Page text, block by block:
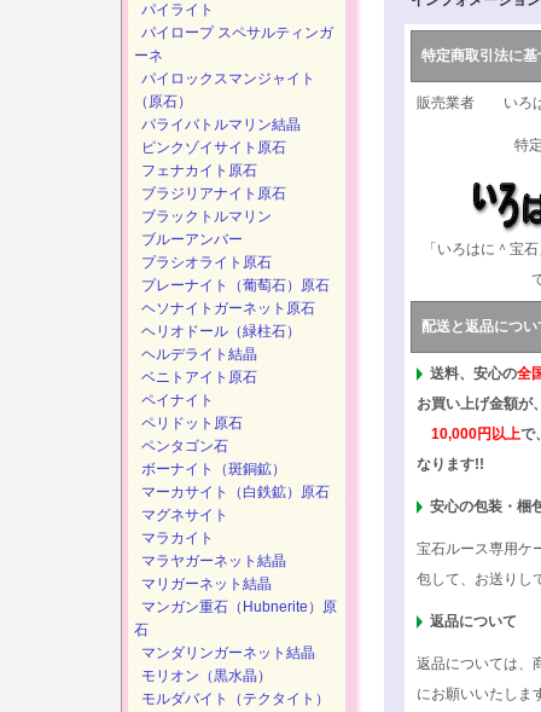
特定商取引法に基
販売業者 いろ
特
「いろはに＾宝
配送と返品につい
送料、安心の全
お買い上げ金額が
10,000円以上で
なります!!
安心の包装・梱
宝石ルース専用ケ
包して、お送りし
返品について
返品については、
にお願いいたしま
パイライト
パイロープ スペサルティンガ
ーネ
パイロックスマンジャイト
（原石）
パライバトルマリン結晶
ピンクゾイサイト原石
フェナカイト原石
ブラジリアナイト原石
ブラックトルマリン
ブルーアンバー
プラシオライト原石
プレーナイト（葡萄石）原石
ヘソナイトガーネット原石
ヘリオドール（緑柱石）
ヘルデライト結晶
ベニトアイト原石
ペイナイト
ペリドット原石
ペンタゴン石
ボーナイト（斑銅鉱）
マーカサイト（白鉄鉱）原石
マグネサイト
マラカイト
マラヤガーネット結晶
マリガーネット結晶
マンガン重石（Hubnerite）原
石
マンダリンガーネット結晶
モリオン（黒水晶）
モルダバイト（テクタイト）